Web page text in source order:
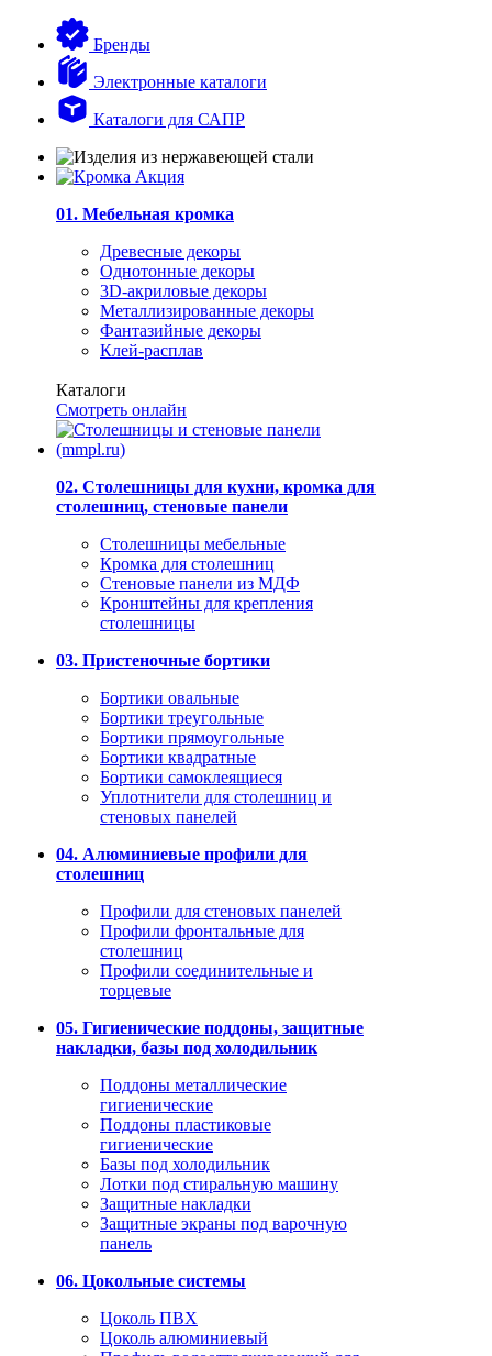
Бренды
Электронные каталоги
Каталоги для САПР
01. Мебельная кромка
Древесные декоры
Однотонные декоры
3D-акриловые декоры
Металлизированные декоры
Фантазийные декоры
Клей-расплав
Каталоги
Смотреть онлайн
02. Столешницы для кухни, кромка для
столешниц, стеновые панели
Столешницы мебельные
Кромка для столешниц
Стеновые панели из МДФ
Кронштейны для крепления
столешницы
03. Пристеночные бортики
Бортики овальные
Бортики треугольные
Бортики прямоугольные
Бортики квадратные
Бортики самоклеящиеся
Уплотнители для столешниц и
стеновых панелей
04. Алюминиевые профили для
столешниц
Профили для стеновых панелей
Профили фронтальные для
столешниц
Профили соединительные и
торцевые
05. Гигиенические поддоны, защитные
накладки, базы под холодильник
Поддоны металлические
гигиенические
Поддоны пластиковые
гигиенические
Базы под холодильник
Лотки под стиральную машину
Защитные накладки
Защитные экраны под варочную
панель
06. Цокольные системы
Цоколь ПВХ
Цоколь алюминиевый